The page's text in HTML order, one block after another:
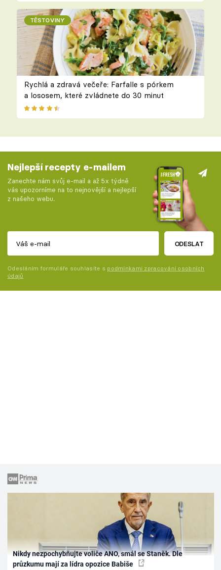
TĚSTOVINY
Rychlá a zdravá večeře: Farfalle s pórkem
a lososem, které zvládnete do 30 minut
Nejlepší recepty e-mailem
Zanechte nám svůj e-mail a až 5x týdně
vás upozorníme na to nejnovější a nejlepší
z našeho webu.
ODESLAT
Odesláním formuláře souhlasíte s podmínkami zpracování osobních
údajů
Nikdy nezpochybňujte voliče ANO, smál se Staněk. Dle
průzkumu mají za lídra opozice Babiše